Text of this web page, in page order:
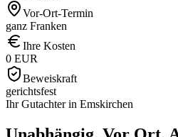
Vor-Ort-Termin
ganz Franken
Ihre Kosten
0 EUR
Beweiskraft
gerichtsfest
Ihr Gutachter in Emskirchen